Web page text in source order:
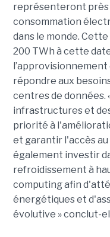
représenteront près
consommation
dans le monde.
200 TWh à cette
répondre aux
centres de données.
infrastructures et
priorité à
et garantir l'accès
également investir
refroidissement à
computing afin
énergétiques et
évolutive » conclut-